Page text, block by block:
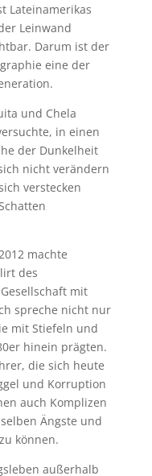
Lateinamerikas
Leinwand
Darum ist der
eine der
und Chela
in einen
der Dunkelheit
nicht verändern
verstecken
machte
des
mit
spreche nicht nur
mit Stiefeln und
hinein prägten.
die sich heute
und Korruption
auch Komplizen
Ängste und
können.
außerhalb